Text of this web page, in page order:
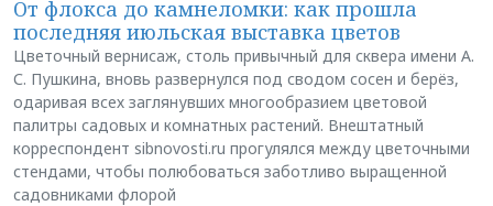
От флокса до камнеломки: как прошла
последняя июльская выставка цветов
Цветочный вернисаж, столь привычный для сквера имени А.
С. Пушкина, вновь развернулся под сводом сосен и берёз,
одаривая всех заглянувших многообразием цветовой
палитры садовых и комнатных растений. Внештатный
корреспондент sibnovosti.ru прогулялся между цветочными
стендами, чтобы полюбоваться заботливо выращенной
садовниками флорой